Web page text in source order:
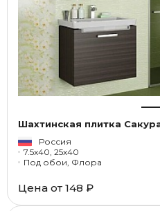
Шахтинская плитка
Россия
7.5x40, 25x40
Под обои, Флора
Цена от 148 ₽